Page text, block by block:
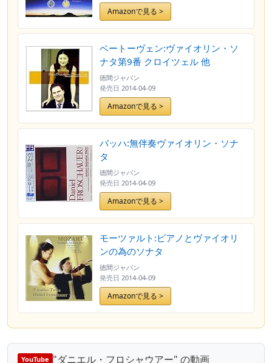
Amazonで見る >
ベートーヴェン:ヴァイオリン・ソ
ナタ第9番 クロイツェル 他
徳間ジャパン
発売日 2014-04-09
Amazonで見る >
バッハ:無伴奏ヴァイオリン・ソナ
タ
徳間ジャパン
発売日 2014-04-09
Amazonで見る >
モーツァルト:ピアノとヴァイオリ
ンの為のソナタ
徳間ジャパン
発売日 2014-04-09
Amazonで見る >
YouTube "ダニエル・フロシャウアー" の動画